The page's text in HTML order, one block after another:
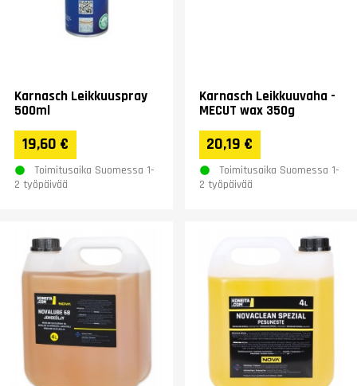
Karnasch Leikkuuspray
500ml
19,60 €
Toimitusaika Suomessa 1-
2 työpäivää
Karnasch Leikkuuvaha -
MECUT wax 350g
20,19 €
Toimitusaika Suomessa 1-
2 työpäivää